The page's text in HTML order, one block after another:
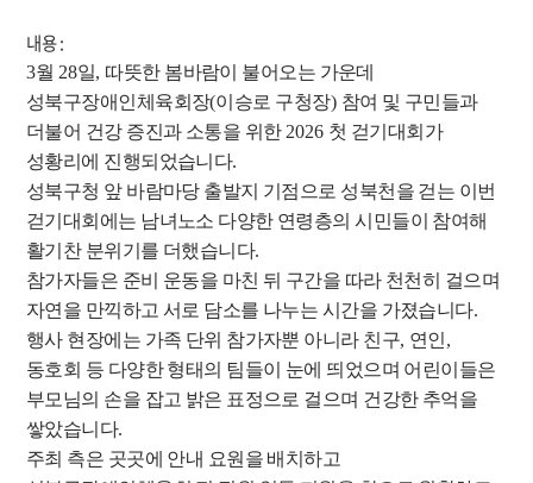
내용 :
3월 28일, 따뜻한 봄바람이 불어오는 가운데
성북구장애인체육회장(이승로 구청장) 참여 및 구민들과
더불어 건강 증진과 소통을 위한 2026 첫 걷기대회가
성황리에 진행되었습니다.
성북구청 앞 바람마당 출발지 기점으로 성북천을 걷는 이번
걷기대회에는 남녀노소 다양한 연령층의 시민들이 참여해
활기찬 분위기를 더했습니다.
참가자들은 준비 운동을 마친 뒤 구간을 따라 천천히 걸으며
자연을 만끽하고 서로 담소를 나누는 시간을 가졌습니다.
행사 현장에는 가족 단위 참가자뿐 아니라 친구, 연인,
동호회 등 다양한 형태의 팀들이 눈에 띄었으며 어린이들은
부모님의 손을 잡고 밝은 표정으로 걸으며 건강한 추억을
쌓았습니다.
주최 측은 곳곳에 안내 요원을 배치하고